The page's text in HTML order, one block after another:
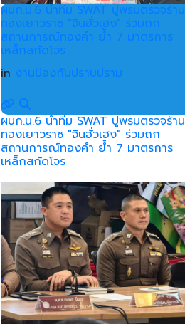
ผบก.น.6 นำทีม SWAT ปูพรมตรวจร้าน
ทองเยาวราช "จินฮั่วเฮง" ร่วมถก
สถานการณ์ทองคำ ย้ำ 7 มาตรการ
เหล็กสกัดโจร
in งานป้องกันปราบปราม
ผบก.น.6 นำทีม SWAT ปูพรมตรวจร้าน
ทองเยาวราช "จินฮั่วเฮง" ร่วมถก
สถานการณ์ทองคำ ย้ำ 7 มาตรการ
เหล็กสกัดโจร